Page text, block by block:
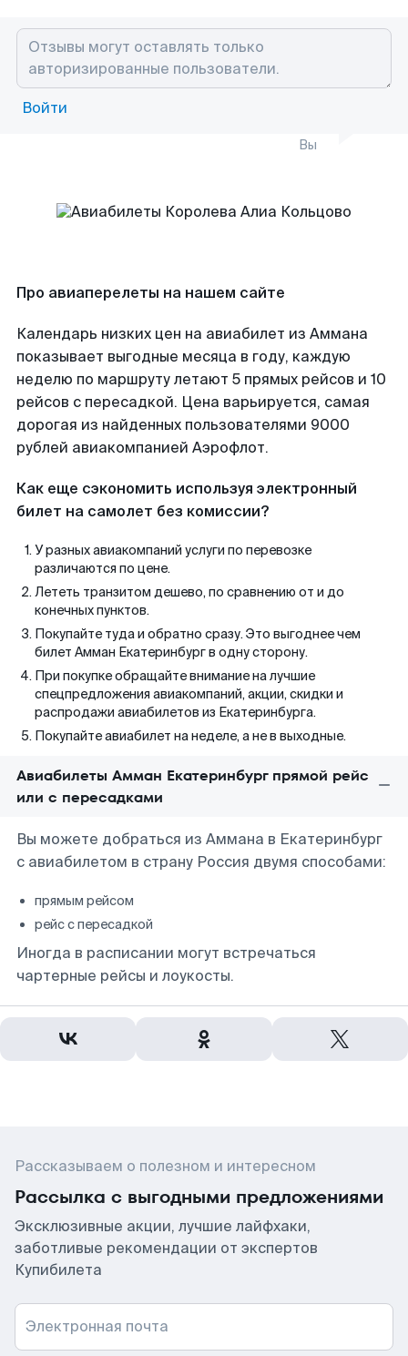
Войти
Вы
Про авиаперелеты на нашем сайте
Календарь низких цен на авиабилет из Аммана
показывает выгодные месяца в году, каждую
неделю по маршруту летают 5 прямых рейсов и 10
рейсов с пересадкой. Цена варьируется, самая
дорогая из найденных пользователями 9000
рублей авиакомпанией Аэрофлот.
Как еще сэкономить используя электронный
билет на самолет без комиссии?
У разных авиакомпаний услуги по перевозке
различаются по цене.
Лететь транзитом дешево, по сравнению от и до
конечных пунктов.
Покупайте туда и обратно сразу. Это выгоднее чем
билет Амман Екатеринбург в одну сторону.
При покупке обращайте внимание на лучшие
спецпредложения авиакомпаний, акции, скидки и
распродажи авиабилетов из Екатеринбурга.
Покупайте авиабилет на неделе, а не в выходные.
Авиабилеты Амман Екатеринбург прямой рейс
или с пересадками
Вы можете добраться из Аммана в Екатеринбург
с авиабилетом в страну Россия двумя способами:
прямым рейсом
рейс с пересадкой
Иногда в расписании могут встречаться
чартерные рейсы и лоукосты.
Рассказываем о полезном и интересном
Рассылка с выгодными предложениями
Эксклюзивные акции, лучшие лайфхаки,
заботливые рекомендации от экспертов
Купибилета
Электронная почта